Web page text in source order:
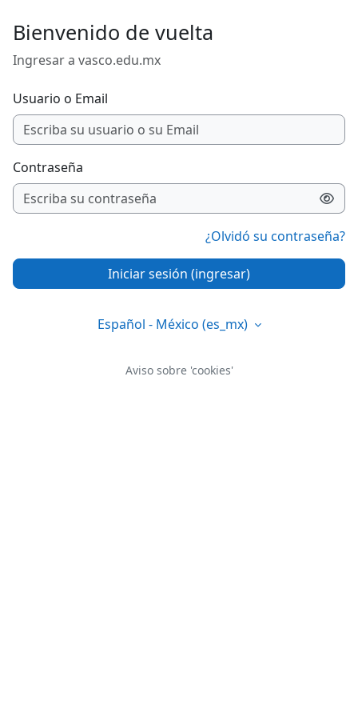
Bienvenido de vuelta
Ingresar a vasco.edu.mx
Usuario o Email
Contraseña
¿Olvidó su contraseña?
Iniciar sesión (ingresar)
Español - México ‎(es_mx)‎
Aviso sobre 'cookies'